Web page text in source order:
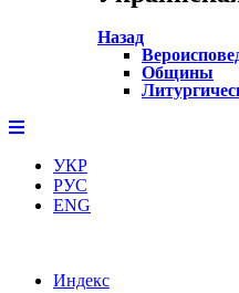
Назад
Общины
УКР
РУС
ENG
Индекс